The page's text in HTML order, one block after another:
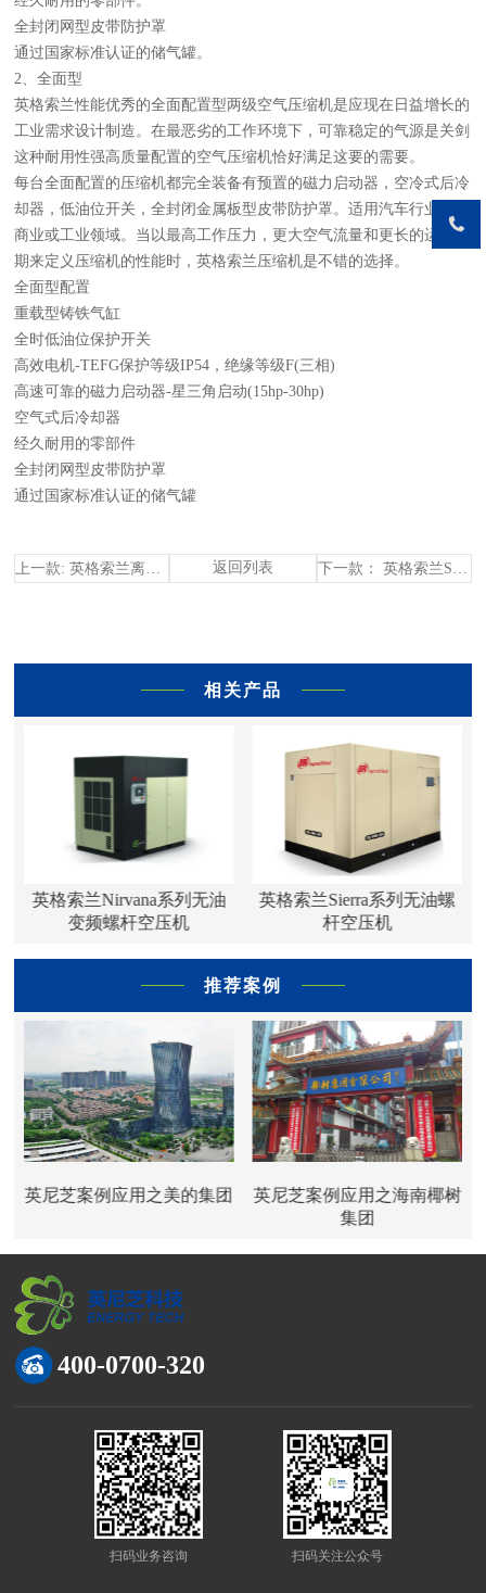
全封闭网型皮带防护罩
通过国家标准认证的储气罐。
2、全面型
英格索兰性能优秀的全面配置型两级空气压缩机是应现在日益增长的
工业需求设计制造。在最恶劣的工作环境下，可靠稳定的气源是关剑
这种耐用性强高质量配置的空气压缩机恰好满足这要的需要。
每台全面配置的压缩机都完全装备有预置的磁力启动器，空冷式后冷
却器，低油位开关，全封闭金属板型皮带防护罩。适用汽车行业、各
商业或工业领域。当以最高工作压力，更大空气流量和更长的运行周
期来定义压缩机的性能时，英格索兰压缩机是不错的选择。
全面型配置
重载型铸铁气缸
全时低油位保护开关
高效电机-TEFG保护等级IP54，绝缘等级F(三相)
高速可靠的磁力启动器-星三角启动(15hp-30hp)
空气式后冷却器
经久耐用的零部件
全封闭网型皮带防护罩
通过国家标准认证的储气罐
返回列表
相关产品
英格索兰Nirvana系列无油
变频螺杆空压机
英格索兰Sierra系列无油螺
杆空压机
推荐案例
英尼芝案例应用之美的集团
英尼芝案例应用之海南椰树
集团
400-0700-320
扫码业务咨询 扫码关注公众号